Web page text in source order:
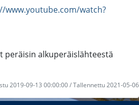
www.youtube.com/watch?
peräisin alkuperäislähteestä
2019-09-13 00:00:00 / Tallennettu 2021-05-06